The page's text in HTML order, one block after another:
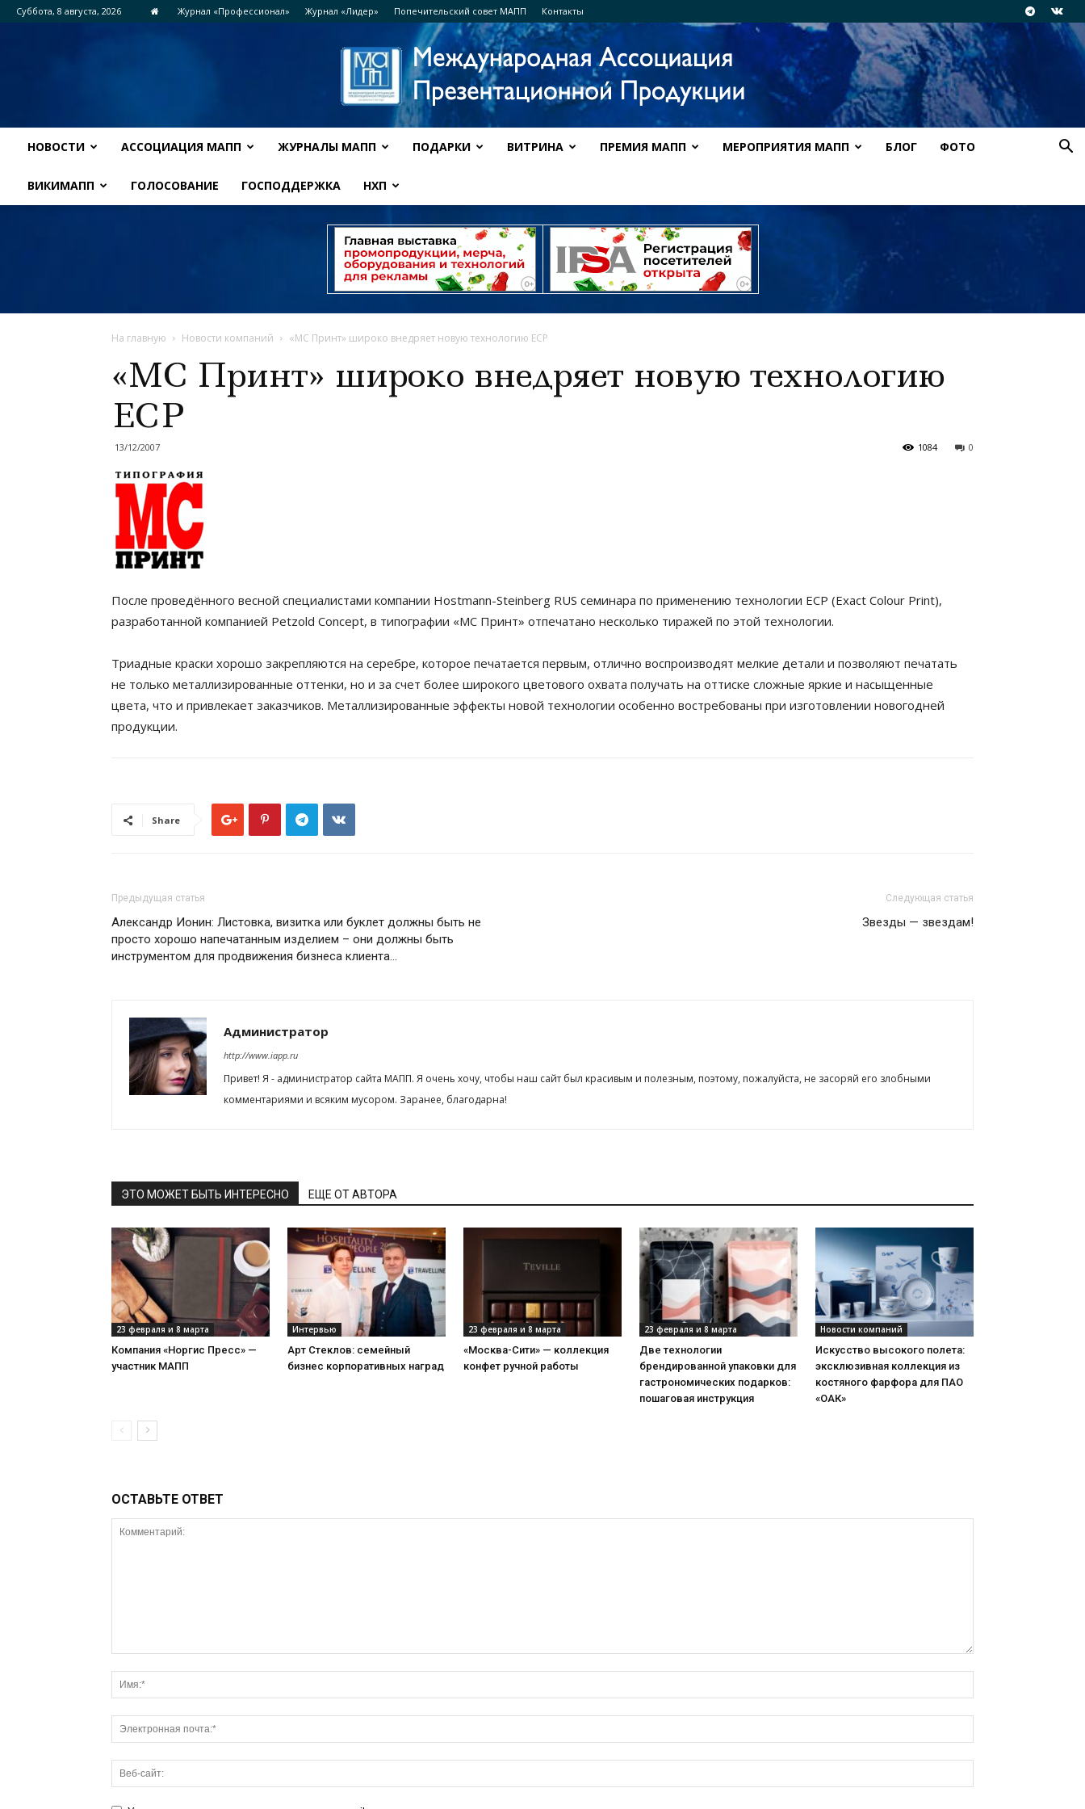
Суббота, 8 августа, 2026 Журнал «Профессионал» Журнал «Лидер» Попечительский совет МАПП Контакты
НОВОСТИ АССОЦИАЦИЯ МАПП ЖУРНАЛЫ МАПП ПОДАРКИ ВИТРИНА ПРЕМИЯ МАПП МЕРОПРИЯТИЯ МАПП БЛОГ ФОТО
ВИКИМАПП ГОЛОСОВАНИЕ ГОСПОДДЕРЖКА НХП
На главную Новости компаний «МС Принт» широко внедряет новую технологию ECP
«МС Принт» широко внедряет новую технологию
ECP
13/12/2007 0
1084
После проведённого весной специалистами компании Hostmann-Steinberg RUS семинара по применению технологии ECP (Exact Colour Print),
разработанной компанией Petzold Concept, в типографии «МС Принт» отпечатано несколько тиражей по этой технологии.
Триадные краски хорошо закрепляются на серебре, которое печатается первым, отлично воспроизводят мелкие детали и позволяют печатать
не только металлизированные оттенки, но и за счет более широкого цветового охвата получать на оттиске сложные яркие и насыщенные
цвета, что и привлекает заказчиков. Металлизированные эффекты новой технологии особенно востребованы при изготовлении новогодней
продукции.
Share
Предыдущая статья
Александр Ионин: Листовка, визитка или буклет должны быть не
просто хорошо напечатанным изделием – они должны быть
инструментом для продвижения бизнеса клиента…
Следующая статья
Звезды — звездам!
Администратор
http://www.iapp.ru
Привет! Я - администратор сайта МАПП. Я очень хочу, чтобы наш сайт был красивым и полезным, поэтому, пожалуйста, не засоряй его злобными
комментариями и всяким мусором. Заранее, благодарна!
ЭТО МОЖЕТ БЫТЬ ИНТЕРЕСНО ЕЩЕ ОТ АВТОРА
23 февраля и 8 марта
Компания «Норгис Пресс» —
участник МАПП
Интервью
Арт Стеклов: семейный
бизнес корпоративных наград
23 февраля и 8 марта
«Москва-Сити» — коллекция
конфет ручной работы
23 февраля и 8 марта
Две технологии
брендированной упаковки для
гастрономических подарков:
пошаговая инструкция
Новости компаний
Искусство высокого полета:
эксклюзивная коллекция из
костяного фарфора для ПАО
«ОАК»
ОСТАВЬТЕ ОТВЕТ